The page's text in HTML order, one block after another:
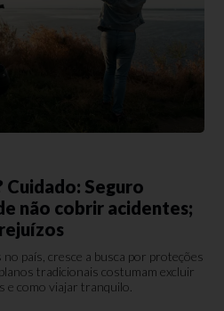
Seguro
não cobrir acidentes;
país, cresce a busca por proteções
tradicionais costumam excluir
e como viajar tranquilo.